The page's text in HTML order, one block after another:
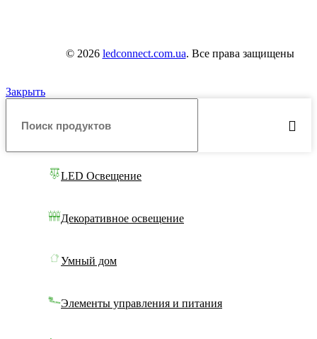
© 2026 ledconnect.com.ua. Все права защищены
Закрыть
LED Освещение
Декоративное освещение
Умный дом
Элементы управления и питания